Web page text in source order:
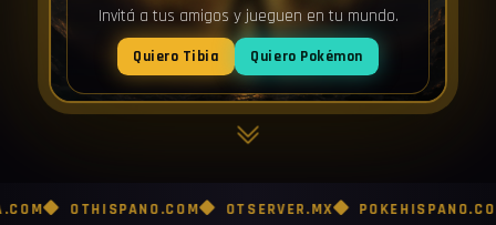
Invitá a tus amigos y jueguen en tu mundo.
Quiero Tibia Quiero Pokémon
OTHISPANO.COM OTSERVER.MX POKEHISPANO.COM